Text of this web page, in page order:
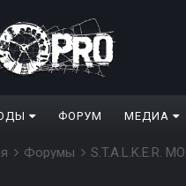
ФОРУМ МЕДИА
Форумы